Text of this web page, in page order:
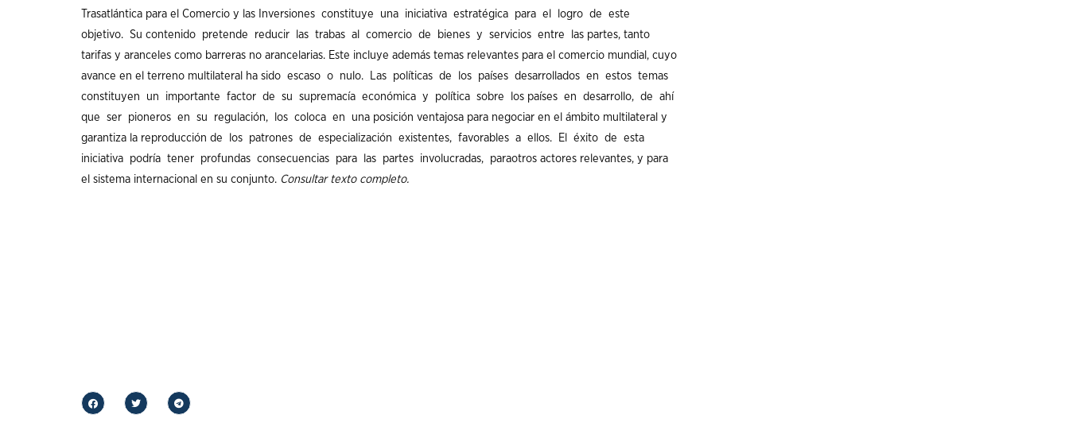
Trasatlántica para el Comercio y las Inversiones constituye una iniciativa estratégica para el logro de este
objetivo. Su contenido pretende reducir las trabas al comercio de bienes y servicios entre las partes, tanto
tarifas y aranceles como barreras no arancelarias. Este incluye además temas relevantes para el comercio mundial, cuyo
avance en el terreno multilateral ha sido escaso o nulo. Las políticas de los países desarrollados en estos temas
constituyen un importante factor de su supremacía económica y política sobre los países en desarrollo, de ahí
que ser pioneros en su regulación, los coloca en una posición ventajosa para negociar en el ámbito multilateral y
garantiza la reproducción de los patrones de especialización existentes, favorables a ellos. El éxito de esta
iniciativa podría tener profundas consecuencias para las partes involucradas, paraotros actores relevantes, y para
el sistema internacional en su conjunto. Consultar texto completo.